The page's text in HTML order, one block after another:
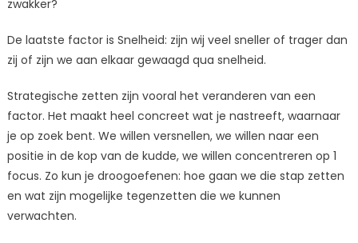
zwakker?
De laatste factor is Snelheid: zijn wij veel sneller of trager dan
zij of zijn we aan elkaar gewaagd qua snelheid.
Strategische zetten zijn vooral het veranderen van een
factor. Het maakt heel concreet wat je nastreeft, waarnaar
je op zoek bent. We willen versnellen, we willen naar een
positie in de kop van de kudde, we willen concentreren op 1
focus. Zo kun je droogoefenen: hoe gaan we die stap zetten
en wat zijn mogelijke tegenzetten die we kunnen
verwachten.